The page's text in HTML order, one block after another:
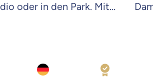
oder in den Park. Mit